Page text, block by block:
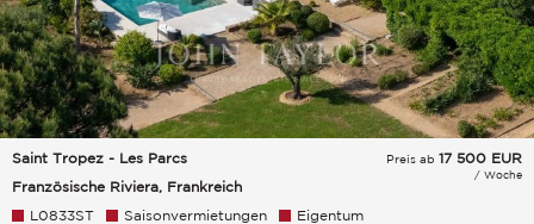
Saint Tropez - Les Parcs
Französische Riviera, Frankreich
Preis ab 17 500 EUR
/ Woche
L0833ST Saisonvermietungen Eigentum